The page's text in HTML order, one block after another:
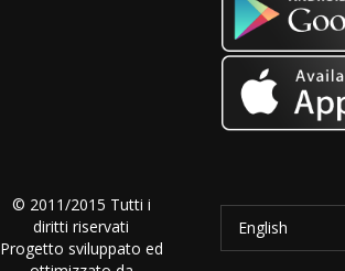
© 2011/2015 Tutti i
diritti riservati
Progetto sviluppato ed
English